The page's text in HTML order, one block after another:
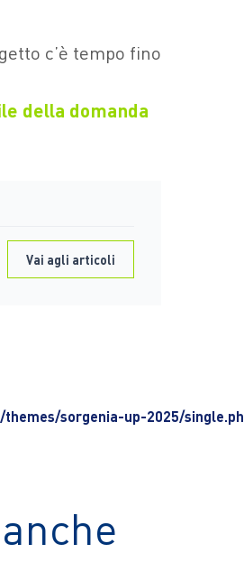
c’è tempo fino
della domanda
Vai agli articoli
sorgenia-up-2025/